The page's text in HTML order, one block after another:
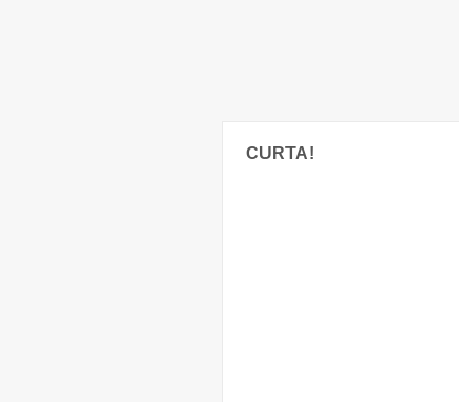
CURTA!